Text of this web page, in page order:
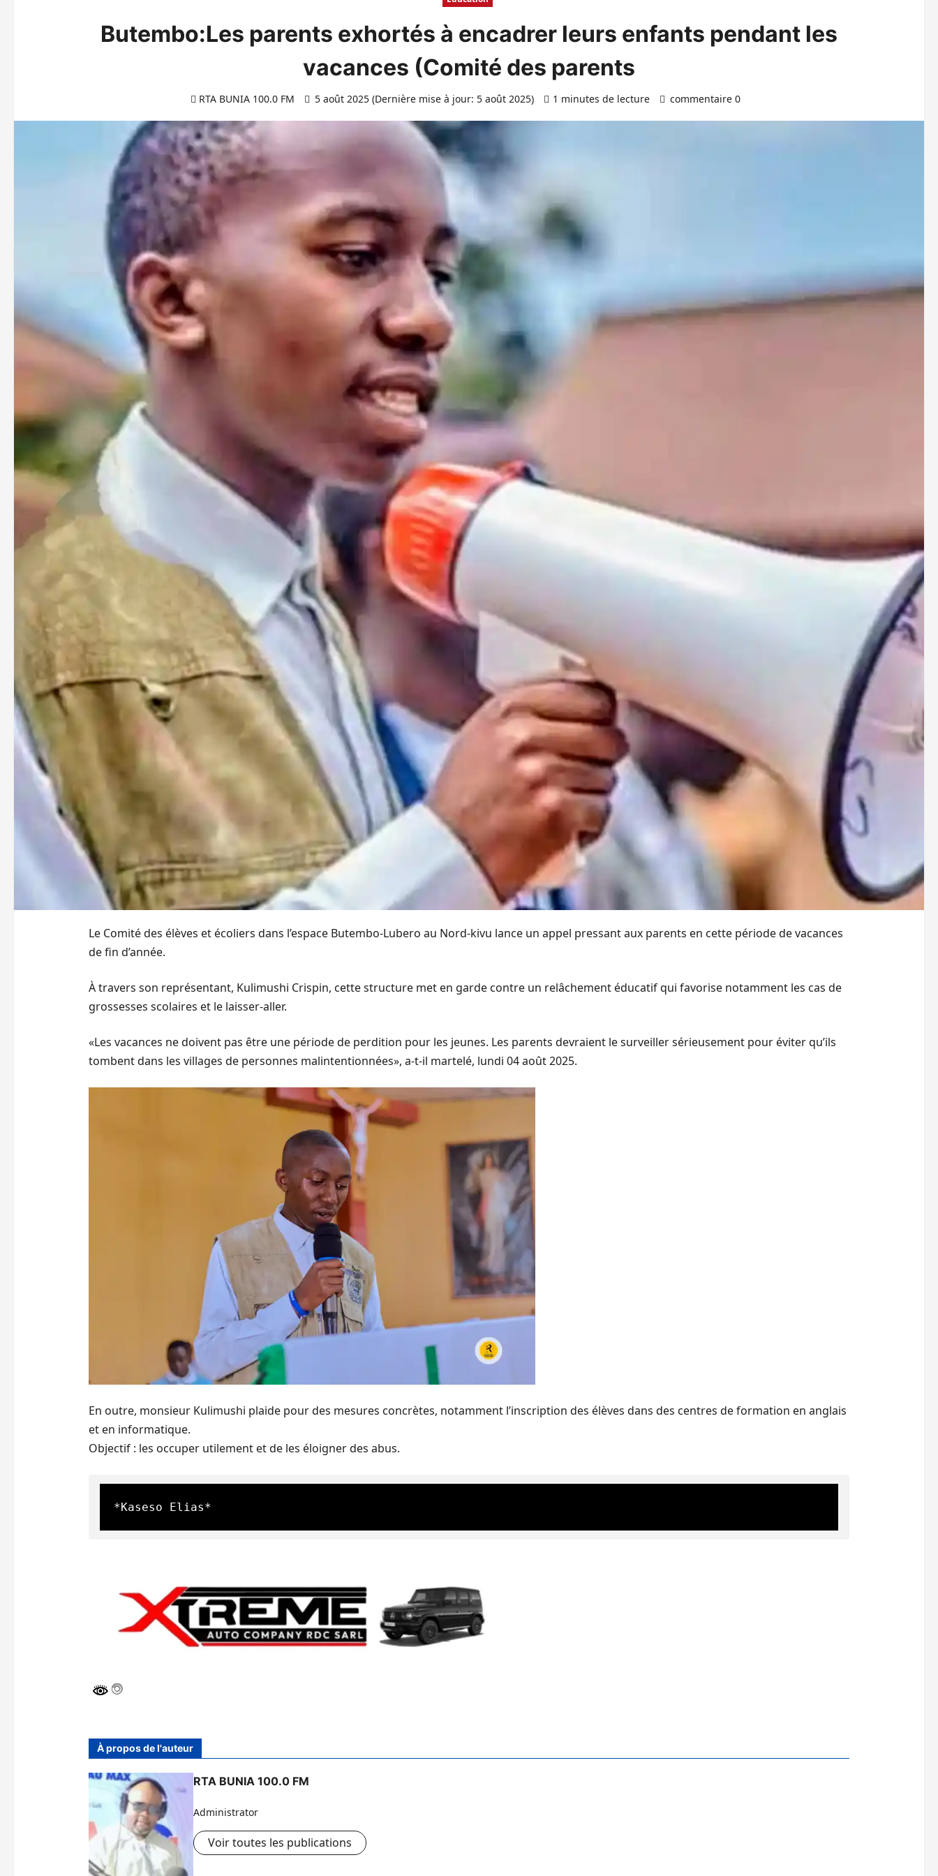
Butembo:Les parents exhortés à encadrer leurs enfants pendant les
vacances (Comité des parents
RTA BUNIA 100.0 FM 5 août 2025 (Dernière mise à jour: 5 août 2025) 1 minutes de lecture commentaire 0
Le Comité des élèves et écoliers dans l’espace Butembo-Lubero au Nord-kivu lance un appel pressant aux parents en cette période de vacances
de fin d’année.
À travers son représentant, Kulimushi Crispin, cette structure met en garde contre un relâchement éducatif qui favorise notamment les cas de
grossesses scolaires et le laisser-aller.
«Les vacances ne doivent pas être une période de perdition pour les jeunes. Les parents devraient le surveiller sérieusement pour éviter qu’ils
tombent dans les villages de personnes malintentionnées», a-t-il martelé, lundi 04 août 2025.
En outre, monsieur Kulimushi plaide pour des mesures concrètes, notamment l’inscription des élèves dans des centres de formation en anglais
et en informatique.
Objectif : les occuper utilement et de les éloigner des abus.
*Kaseso Elias*
À propos de l'auteur
RTA BUNIA 100.0 FM
Administrator
Voir toutes les publications